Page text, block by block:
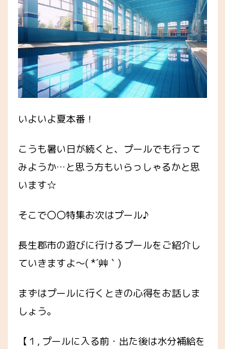
いよいよ夏本番！
こうも暑い日が続くと、プールでも行って
みようか…と思う方もいらっしゃるかと思
います☆
そこで〇〇特集お次はプール♪
長生郡市の遊びに行けるプールをご紹介し
ていきますよ～( *´艸｀)
まずはプールに行くときの心得をお話しま
しょう。
【１, プールに入る前・出た後は水分補給を